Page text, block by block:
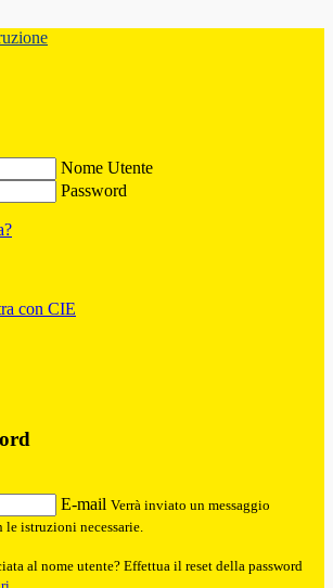
Nome Utente
Password
con CIE
E-mail Verrà inviato un messaggio
istruzioni necessarie.
al nome utente? Effettua il reset della password